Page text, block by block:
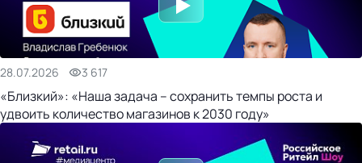
28.07.2026 3 617
«Близкий»: «Наша задача – сохранить темпы роста и
удвоить количество магазинов к 2030 году»